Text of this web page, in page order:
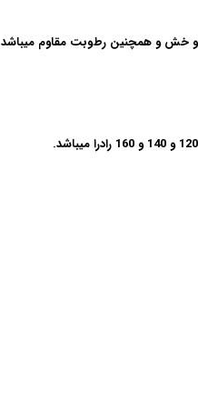
و خش و همچنین رطوبت مقاوم